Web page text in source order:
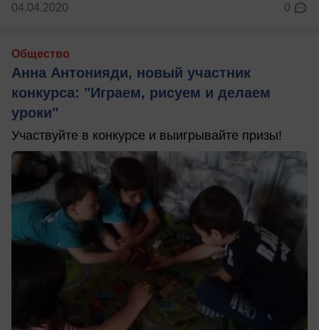
04.04.2020 0
Общество
Анна Антонияди, новый участник
конкурса: "Играем, рисуем и делаем
уроки"
Участвуйте в конкурсе и выигрывайте призы!